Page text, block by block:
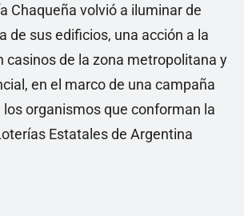
Chaqueña volvió a iluminar de
de sus edificios, una acción a la
casinos de la zona metropolitana y
en el marco de una campaña
organismos que conforman la
Estatales de Argentina